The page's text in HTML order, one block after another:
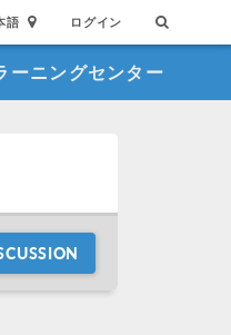
語 ログイン
ーニングセンター